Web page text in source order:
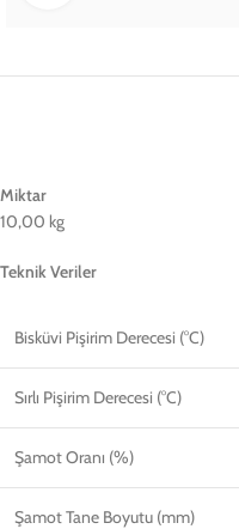
Miktar
10,00 kg
Teknik Veriler
Bisküvi Pişirim Derecesi (°C)
Sırlı Pişirim Derecesi (°C)
Şamot Oranı (%)
Şamot Tane Boyutu (mm)